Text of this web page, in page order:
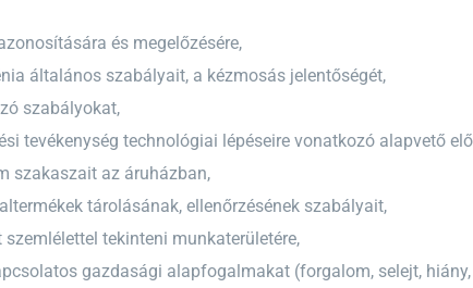
és megelőzésére,
általános szabályait, a kézmosás jelentőségét,
szabályokat,
tevékenység technológiai lépéseire vonatkozó alapvető
szakaszait az áruházban,
tárolásának, ellenőrzésének szabályait,
tekinteni munkaterületére,
gazdasági alapfogalmakat (forgalom, selejt,